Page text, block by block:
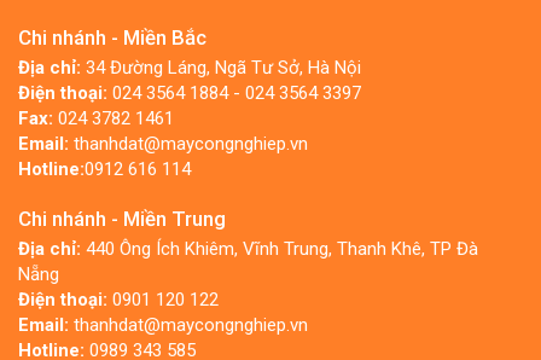
Chi nhánh - Miền Bắc
Địa chỉ: 34 Đường Láng, Ngã Tư Sở, Hà Nội
Điện thoại: 024 3564 1884 - 024 3564 3397
Fax: 024 3782 1461
Email: thanhdat@maycongnghiep.vn
Hotline:0912 616 114
Chi nhánh - Miền Trung
Địa chỉ: 440 Ông Ích Khiêm, Vĩnh Trung, Thanh Khê, TP Đà
Nẵng
Điện thoại: 0901 120 122
Email: thanhdat@maycongnghiep.vn
Hotline: 0989 343 585